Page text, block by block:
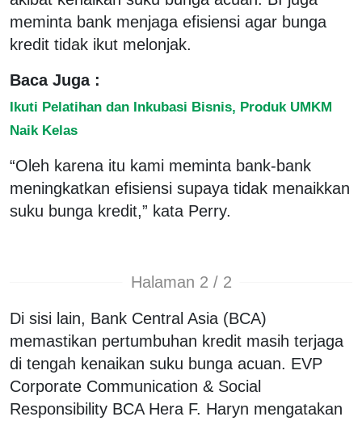
meminta bank menjaga efisiensi agar bunga
kredit tidak ikut melonjak.
Baca Juga :
Ikuti Pelatihan dan Inkubasi Bisnis, Produk UMKM
Naik Kelas
“Oleh karena itu kami meminta bank-bank
meningkatkan efisiensi supaya tidak menaikkan
suku bunga kredit,” kata Perry.
Halaman 2 / 2
Di sisi lain, Bank Central Asia (BCA)
memastikan pertumbuhan kredit masih terjaga
di tengah kenaikan suku bunga acuan. EVP
Corporate Communication & Social
Responsibility BCA Hera F. Haryn mengatakan